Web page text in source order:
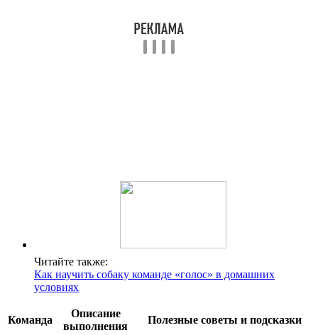
Читайте также:
Как научить собаку команде «голос» в домашних
условиях
Команда
Описание
выполнения
Полезные советы и подсказки